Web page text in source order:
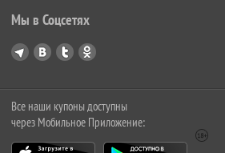
Мы в Соцсетях
Все наши купоны доступны
через Мобильное Приложение: